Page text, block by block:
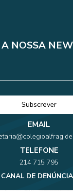
A NOSSA
EMAIL
TELEFONE
214 715 795
CANAL DE